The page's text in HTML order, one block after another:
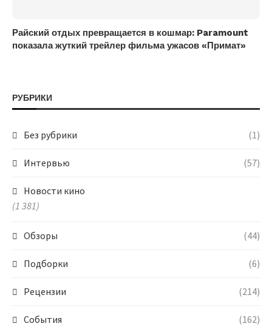
Райский отдых превращается в кошмар: Paramount
показала жуткий трейлер фильма ужасов «Примат»
РУБРИКИ
Без рубрики (1)
Интервью (57)
Новости кино
(1 381)
Обзоры (44)
Подборки (6)
Рецензии (214)
События (162)